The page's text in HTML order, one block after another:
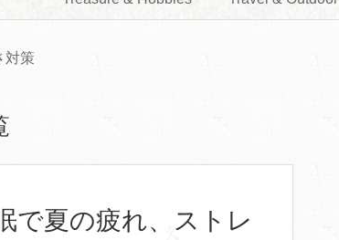
対策
で夏の疲れ、ストレ